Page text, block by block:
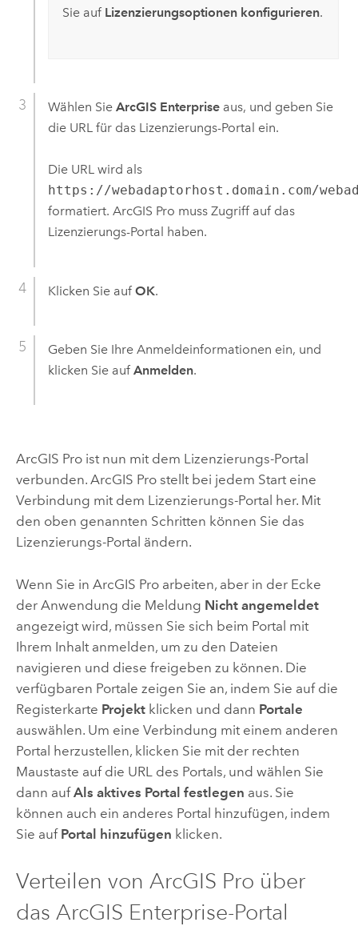
Sie auf Lizenzierungsoptionen konfigurieren.
Wählen Sie ArcGIS Enterpriseaus, und geben Sie
die URL für das Lizenzierungs-Portal ein.
Die URL wird als
https://webadaptorhost.domain.com/
formatiert. ArcGIS Pro muss Zugriff auf das
Lizenzierungs-Portal haben.
Klicken Sie auf OK.
Geben Sie Ihre Anmeldeinformationen ein, und
klicken Sie auf Anmelden.
ArcGIS Proist nun mit dem Lizenzierungs-Portal
verbunden. ArcGIS Prostellt bei jedem Start eine
Verbindung mit dem Lizenzierungs-Portal her. Mit
den oben genannten Schritten können Sie das
Lizenzierungs-Portal ändern.
Wenn Sie in ArcGIS Proarbeiten, aber in der Ecke
der Anwendung die Meldung Nicht angemeldet
angezeigt wird, müssen Sie sich beim Portal mit
Ihrem Inhalt anmelden, um zu den Dateien
navigieren und diese freigeben zu können. Die
verfügbaren Portale zeigen Sie an, indem Sie auf die
Registerkarte Projektklicken und dann Portale
auswählen. Um eine Verbindung mit einem anderen
Portal herzustellen, klicken Sie mit der rechten
Maustaste auf die URL des Portals, und wählen Sie
dann aufAls aktives Portal festlegen aus. Sie
können auch ein anderes Portal hinzufügen, indem
Sie auf Portal hinzufügen klicken.
Verteilen von ArcGIS Pro über
das ArcGIS Enterprise-Portal